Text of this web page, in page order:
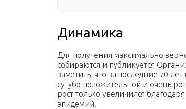
Динамика
Для получения максимально
собираются и публикуется
заметить, что за последние 70
сугубо положительной и очень
рост только увеличился
эпидемий.